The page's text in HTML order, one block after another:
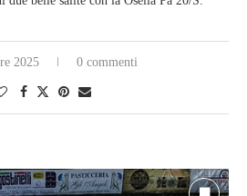
2025 0 commenti